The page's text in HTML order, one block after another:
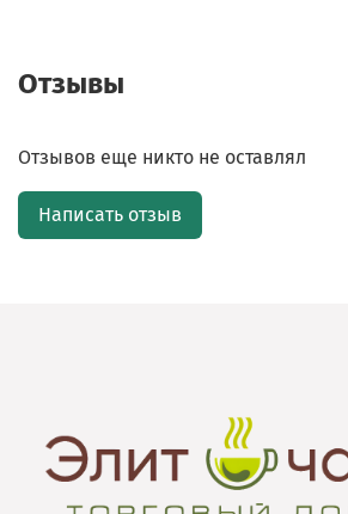
Отзывы
Отзывов еще никто не оставлял
Написать отзыв